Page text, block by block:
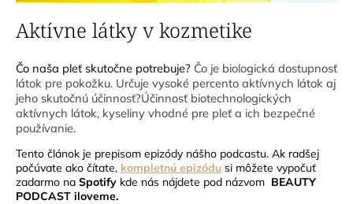
Aktívne látky v kozmetike
Čo naša pleť skutočne potrebuje? Čo je biologická dostupnosť
látok pre pokožku. Určuje vysoké percento aktívnych látok aj
jeho skutočnú účinnosť?Účinnosť biotechnologických
aktívnych látok, kyseliny vhodné pre pleť a ich bezpečné
používanie.
Tento článok je prepisom epizódy nášho podcastu. Ak radšej
počúvate ako čítate, kompletnú epizódu si môžete vypočuť
zadarmo na Spotify kde nás nájdete pod názvom BEAUTY
PODCAST iloveme.